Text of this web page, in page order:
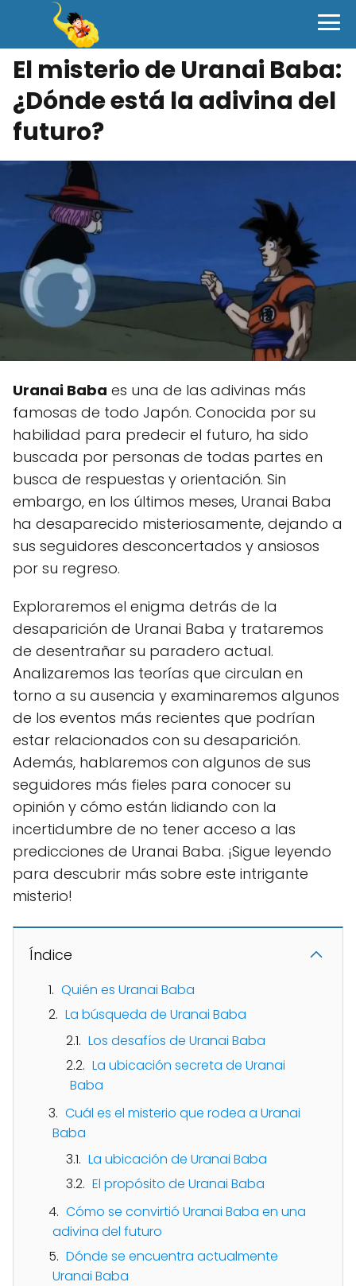
El misterio de Uranai Baba:
¿Dónde está la adivina del
futuro?
Uranai Baba es una de las adivinas más
famosas de todo Japón. Conocida por su
habilidad para predecir el futuro, ha sido
buscada por personas de todas partes en
busca de respuestas y orientación. Sin
embargo, en los últimos meses, Uranai Baba
ha desaparecido misteriosamente, dejando a
sus seguidores desconcertados y ansiosos
por su regreso.
Exploraremos el enigma detrás de la
desaparición de Uranai Baba y trataremos
de desentrañar su paradero actual.
Analizaremos las teorías que circulan en
torno a su ausencia y examinaremos algunos
de los eventos más recientes que podrían
estar relacionados con su desaparición.
Además, hablaremos con algunos de sus
seguidores más fieles para conocer su
opinión y cómo están lidiando con la
incertidumbre de no tener acceso a las
predicciones de Uranai Baba. ¡Sigue leyendo
para descubrir más sobre este intrigante
misterio!
Índice
Quién es Uranai Baba
La búsqueda de Uranai Baba
Los desafíos de Uranai Baba
La ubicación secreta de Uranai
Baba
Cuál es el misterio que rodea a Uranai
Baba
La ubicación de Uranai Baba
El propósito de Uranai Baba
Cómo se convirtió Uranai Baba en una
adivina del futuro
Dónde se encuentra actualmente
Uranai Baba